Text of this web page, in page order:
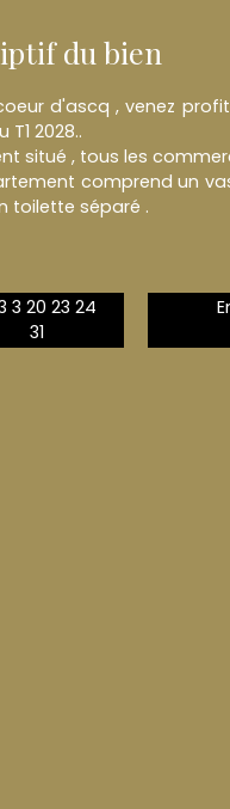
du bien
d'ascq , venez
T1 2028..
situé , tous les
comprend un
toilette séparé .
3 20 23 24
31